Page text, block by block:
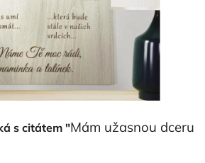
s citátem "Mám užasnou dceru